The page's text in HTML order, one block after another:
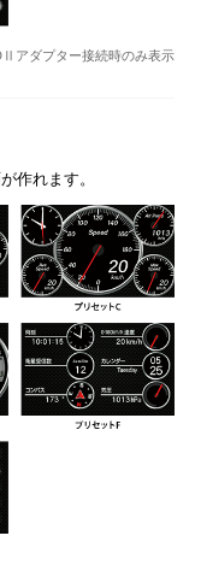
アダプター接続時のみ表示
作れます。